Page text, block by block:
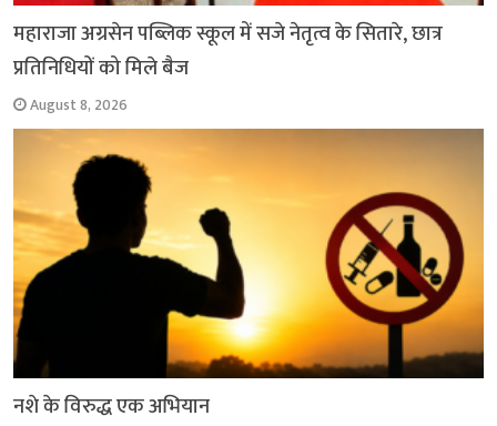
महाराजा अग्रसेन पब्लिक स्कूल में सजे नेतृत्व के सितारे, छात्र
प्रतिनिधियों को मिले बैज
August 8, 2026
नशे के विरुद्ध एक अभियान